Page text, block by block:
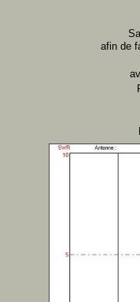
afin de